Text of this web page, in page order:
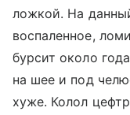
ложкой. На
воспаленное,
бурсит около
на шее и под
хуже. Колол